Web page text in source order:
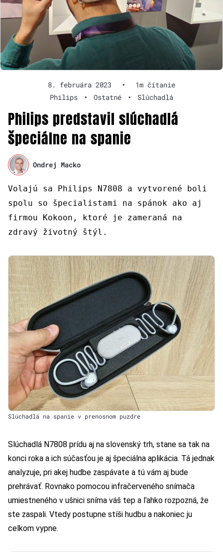
8. februára 2023 •
1m čítanie
Philips
• Ostatné • Slúchadlá
Philips predstavil slúchadlá
špeciálne na spanie
Ondrej Macko
Volajú sa Philips N7808 a vytvorené boli
spolu so špecialistami na spánok ako aj
firmou Kokoon, ktoré je zameraná na
zdravý životný štýl.
Slúchadlá na spanie v prenosnom puzdre
Slúchadlá N7808 prídu aj na slovenský trh, stane sa tak na
konci roka a ich súčasťou je aj špeciálna aplikácia. Tá jednak
analyzuje, pri akej hudbe zaspávate a tú vám aj bude
prehrávať. Rovnako pomocou infračerveného snímača
umiestneného v ušnici sníma váš tep a ľahko rozpozná, že
ste zaspali. Vtedy postupne stíši hudbu a nakoniec ju
celkom vypne.